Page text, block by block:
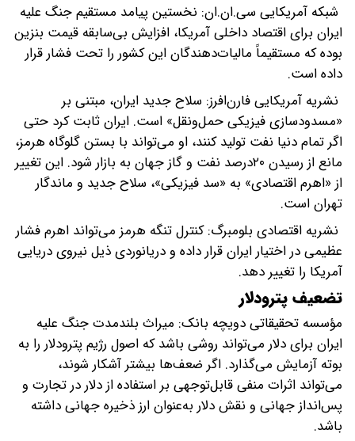
شبکه آمریکایی سی.ان.ان: نخستین پیامد مستقیم جنگ علیه
ایران برای اقتصاد داخلی آمریکا، افزایش بی‌سابقه قیمت بنزین
بوده که مستقیماً مالیات‌دهندگان این کشور را تحت فشار قرار
داده است.
نشریه آمریکایی فارن‌افرز: سلاح جدید ایران، مبتنی بر
«مسدودسازی فیزیکی حمل‌ونقل» است. ایران ثابت کرد حتی
اگر تمام دنیا نفت تولید کنند، او می‌تواند با بستن گلوگاه هرمز،
مانع از رسیدن ۲۰درصد نفت و گاز جهان به بازار شود. این تغییر
از «اهرم اقتصادی» به «سد فیزیکی»، سلاح جدید و ماندگار
تهران است.
نشریه اقتصادی بلومبرگ: کنترل تنگه هرمز می‌تواند اهرم فشار
عظیمی در اختیار ایران قرار داده و دریانوردی ذیل نیروی دریایی
آمریکا را تغییر دهد.
تضعیف پترودلار
مؤسسه تحقیقاتی دویچه بانک: میراث بلندمدت جنگ علیه
ایران برای دلار می‌تواند روشی باشد که اصول رژیم پترودلار را به
بوته آزمایش می‌گذارد. اگر ضعف‌ها بیشتر آشکار شوند،
می‌تواند اثرات منفی قابل‌توجهی بر استفاده از دلار در تجارت و
پس‌انداز جهانی و نقش دلار به‌عنوان ارز ذخیره جهانی داشته
باشد.